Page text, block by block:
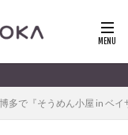
多で『そうめん小屋 in ベ